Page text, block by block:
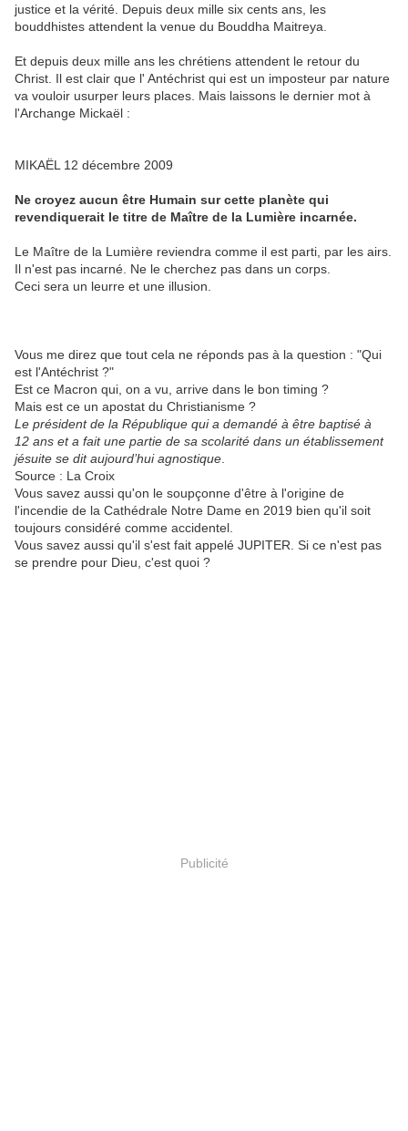
justice et la vérité. Depuis deux mille six cents ans, les
bouddhistes attendent la venue du Bouddha Maitreya.
Et depuis deux mille ans les chrétiens attendent le retour du
Christ. Il est clair que l' Antéchrist qui est un imposteur par nature
va vouloir usurper leurs places. Mais laissons le dernier mot à
l'Archange Mickaël :
MIKAËL 12 décembre 2009
Ne croyez aucun être Humain sur cette planète qui
revendiquerait le titre de Maître de la Lumière incarnée.
Le Maître de la Lumière reviendra comme il est parti, par les airs.
Il n'est pas incarné. Ne le cherchez pas dans un corps.
Ceci sera un leurre et une illusion.
Vous me direz que tout cela ne réponds pas à la question : "Qui
est l'Antéchrist ?"
Est ce Macron qui, on a vu, arrive dans le bon timing ?
Mais est ce un apostat du Christianisme ?
Le président de la République qui a demandé à être baptisé à
12 ans et a fait une partie de sa scolarité dans un établissement
jésuite se dit aujourd’hui agnostique.
Source : La Croix
Vous savez aussi qu'on le soupçonne d'être à l'origine de
l'incendie de la Cathédrale Notre Dame en 2019 bien qu'il soit
toujours considéré comme accidentel.
Vous savez aussi qu'il s'est fait appelé JUPITER. Si ce n'est pas
se prendre pour Dieu, c'est quoi ?
Publicité